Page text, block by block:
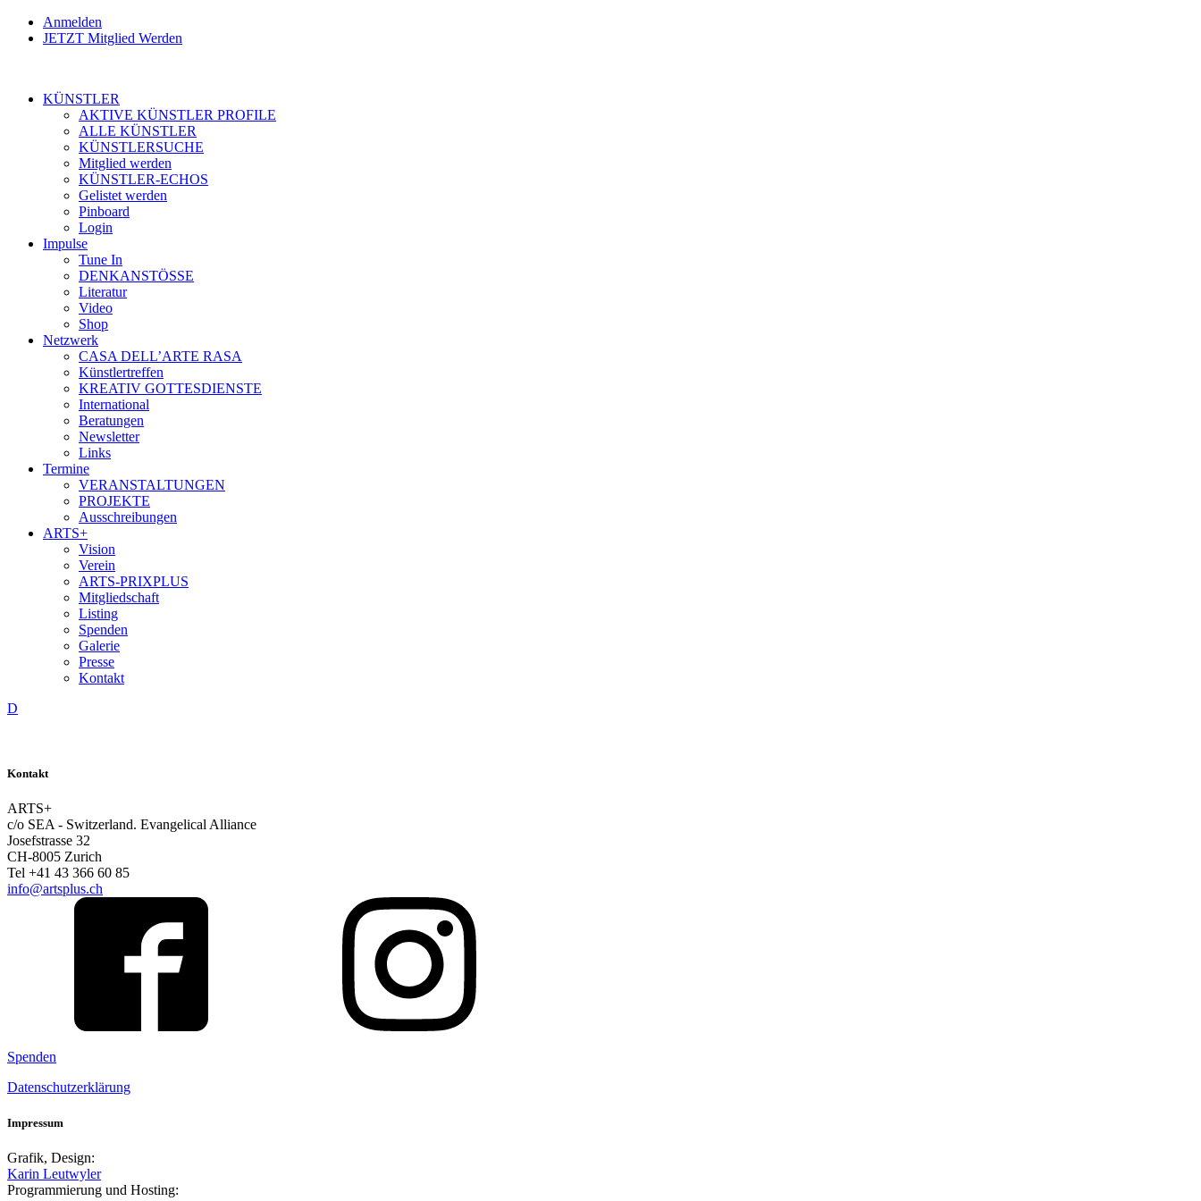
Anmelden
JETZT Mitglied Werden
KÜNSTLER
AKTIVE KÜNSTLER PROFILE
ALLE KÜNSTLER
KÜNSTLERSUCHE
Mitglied werden
KÜNSTLER-ECHOS
Gelistet werden
Pinboard
Login
Impulse
Tune In
DENKANSTÖSSE
Literatur
Video
Shop
Netzwerk
CASA DELL’ARTE RASA
Künstlertreffen
KREATIV GOTTESDIENSTE
International
Beratungen
Newsletter
Links
Termine
VERANSTALTUNGEN
PROJEKTE
Ausschreibungen
ARTS+
Vision
Verein
ARTS-PRIXPLUS
Mitgliedschaft
Listing
Spenden
Galerie
Presse
Kontakt
D
Kontakt
ARTS+
c/o SEA - Switzerland. Evangelical Alliance
Josefstrasse 32
CH-8005 Zurich
Tel +41 43 366 60 85
info@artsplus.ch
Spenden
Datenschutzerklärung
Impressum
Grafik, Design:
Karin Leutwyler
Programmierung und Hosting: